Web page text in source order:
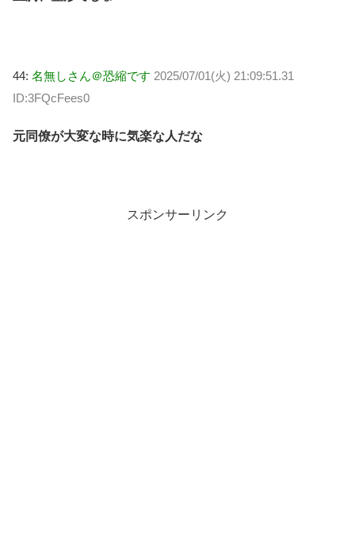
44: 名無しさん＠恐縮です 2025/07/01(火) 21:09:51.31
ID:3FQcFees0
元同僚が大変な時に気楽な人だな
スポンサーリンク